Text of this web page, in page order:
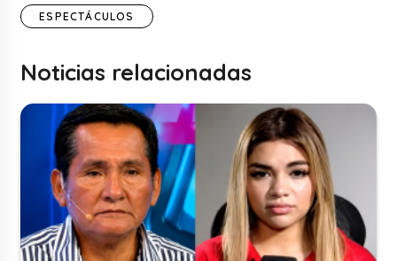
ESPECTÁCULOS
Noticias relacionadas